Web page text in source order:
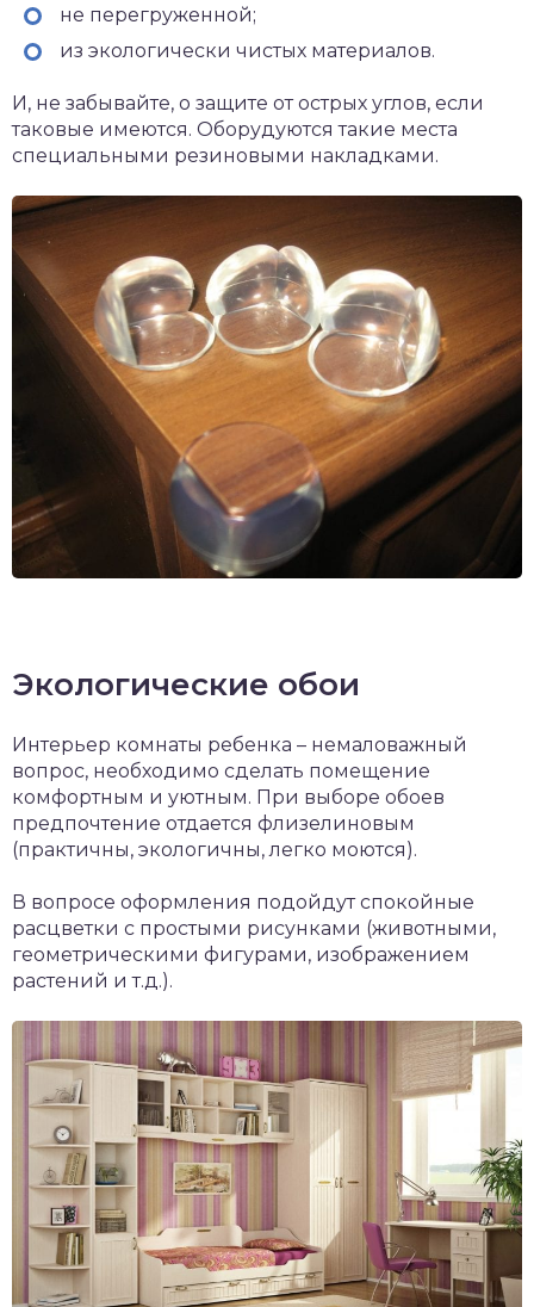
не перегруженной;
из экологически чистых материалов.
И, не забывайте, о защите от острых углов, если
таковые имеются. Оборудуются такие места
специальными резиновыми накладками.
Экологические обои
Интерьер комнаты ребенка – немаловажный
вопрос, необходимо сделать помещение
комфортным и уютным. При выборе обоев
предпочтение отдается флизелиновым
(практичны, экологичны, легко моются).
В вопросе оформления подойдут спокойные
расцветки с простыми рисунками (животными,
геометрическими фигурами, изображением
растений и т.д.).